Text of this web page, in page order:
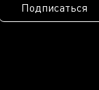
Подписаться